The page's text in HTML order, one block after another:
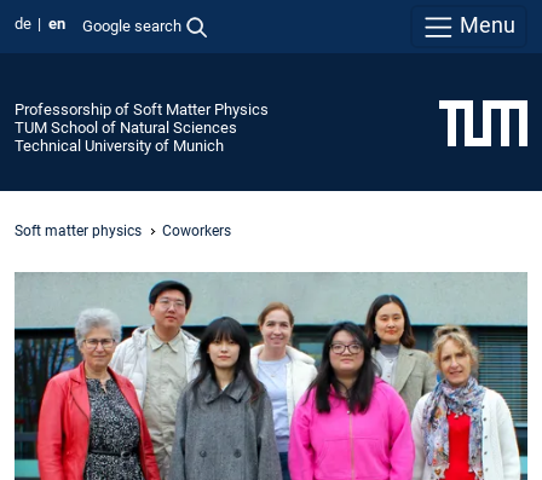
de en Google search Menu
Professorship of Soft Matter Physics
TUM School of Natural Sciences
Technical University of Munich
Soft matter physics Coworkers